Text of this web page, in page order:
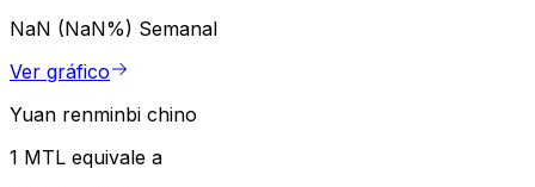
NaN (NaN%) Semanal
Ver gráfico
Yuan renminbi chino
1 MTL equivale a